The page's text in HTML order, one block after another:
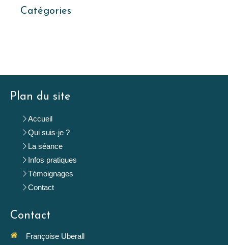
Catégories
Plan du site
Accueil
Qui suis-je ?
La séance
Infos pratiques
Témoignages
Contact
Contact
Françoise Uberall